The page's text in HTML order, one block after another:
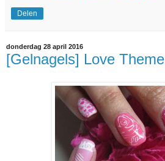
Delen
donderdag 28 april 2016
[Gelnagels] Love Theme